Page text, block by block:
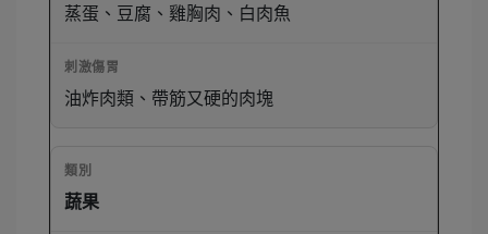
蒸蛋、豆腐、雞胸肉、白肉魚
油炸肉類、帶筋又硬的肉塊
蔬果